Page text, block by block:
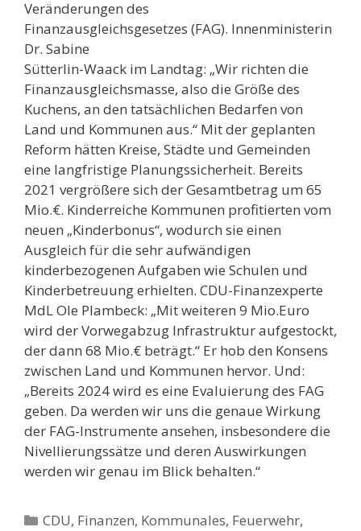
Veränderungen des
Finanzausgleichsgesetzes (FAG). Innenministerin
Dr. Sabine
Sütterlin-Waack im Landtag: „Wir richten die
Finanzausgleichsmasse, also die Größe des
Kuchens, an den tatsächlichen Bedarfen von
Land und Kommunen aus.“ Mit der geplanten
Reform hätten Kreise, Städte und Gemeinden
eine langfristige Planungssicherheit. Bereits
2021 vergrößere sich der Gesamtbetrag um 65
Mio.€. Kinderreiche Kommunen profitierten vom
neuen „Kinderbonus“, wodurch sie einen
Ausgleich für die sehr aufwändigen
kinderbezogenen Aufgaben wie Schulen und
Kinderbetreuung erhielten. CDU-Finanzexperte
MdL Ole Plambeck: „Mit weiteren 9 Mio.Euro
wird der Vorwegabzug Infrastruktur aufgestockt,
der dann 68 Mio.€ beträgt.“ Er hob den Konsens
zwischen Land und Kommunen hervor. Und:
„Bereits 2024 wird es eine Evaluierung des FAG
geben. Da werden wir uns die genaue Wirkung
der FAG-Instrumente ansehen, insbesondere die
Nivellierungssätze und deren Auswirkungen
werden wir genau im Blick behalten.“
Kategorien
CDU, Finanzen, Kommunales, Feuerwehr,